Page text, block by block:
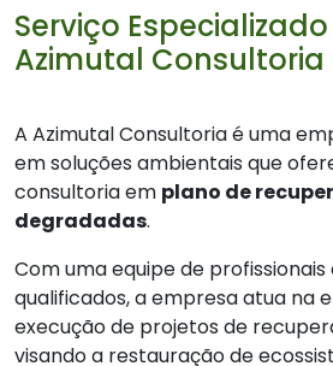
Serviço
Azimutal Consultoria
A Azimutal Consultoria é uma
em soluções ambientais que
consultoria em plano de
degradadas.
Com uma equipe de
qualificados, a empresa atua na
execução de projetos de
visando a restauração de